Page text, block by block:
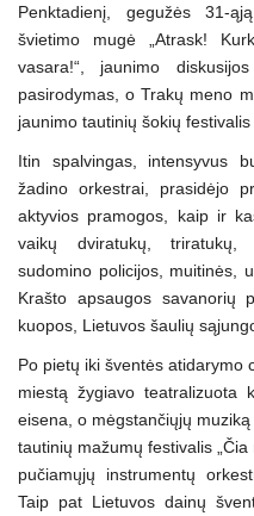
Penktadienį, gegužės 31-
švietimo mugė „Atrask!
vasara!“, jaunimo
pasirodymas, o Trakų meno
jaunimo tautinių šokių festivalis
Itin spalvingas, intensyvus
žadino orkestrai, prasidėjo
aktyvios pramogos, kaip ir
vaikų dviratukų, triratukų,
sudomino policijos, muitinės,
Krašto apsaugos savanorių
kuopos, Lietuvos šaulių
Po pietų iki šventės atidarymo
miestą žygiavo teatralizuota
eisena, o mėgstančiųjų
tautinių mažumų festivalis
pučiamųjų instrumentų
Taip pat Lietuvos dainų